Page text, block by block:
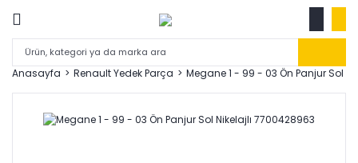
Anasayfa Renault Yedek Parça Megane 1 - 99 - 03 Ön Panjur Sol